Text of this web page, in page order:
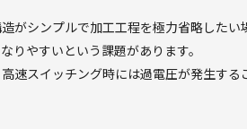
がシンプルで加工工程を極力省略した
りやすいという課題があります。
速スイッチング時には過電圧が発生する